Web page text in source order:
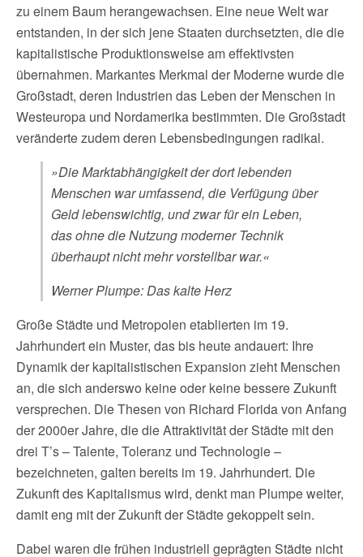
zu einem Baum herangewachsen. Eine neue Welt war
entstanden, in der sich jene Staaten durchsetzten, die die
kapitalistische Produktionsweise am effektivsten
übernahmen. Markantes Merkmal der Moderne wurde die
Großstadt, deren Industrien das Leben der Menschen in
Westeuropa und Nordamerika bestimmten. Die Großstadt
veränderte zudem deren Lebensbedingungen radikal.
»Die Marktabhängigkeit der dort lebenden
Menschen war umfassend, die Verfügung über
Geld lebenswichtig, und zwar für ein Leben,
das ohne die Nutzung moderner Technik
überhaupt nicht mehr vorstellbar war.«
Werner Plumpe: Das kalte Herz
Große Städte und Metropolen etablierten im 19.
Jahrhundert ein Muster, das bis heute andauert: Ihre
Dynamik der kapitalistischen Expansion zieht Menschen
an, die sich anderswo keine oder keine bessere Zukunft
versprechen. Die Thesen von Richard Florida von Anfang
der 2000er Jahre, die die Attraktivität der Städte mit den
drei T’s – Talente, Toleranz und Technologie –
bezeichneten, galten bereits im 19. Jahrhundert. Die
Zukunft des Kapitalismus wird, denkt man Plumpe weiter,
damit eng mit der Zukunft der Städte gekoppelt sein.
Dabei waren die frühen industriell geprägten Städte nicht